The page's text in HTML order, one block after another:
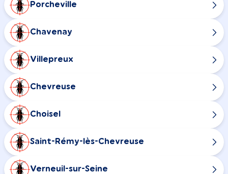
Porcheville
Chavenay
Villepreux
Chevreuse
Choisel
Saint-Rémy-lès-Chevreuse
Verneuil-sur-Seine